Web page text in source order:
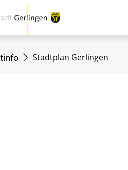
Stadtplan Gerlingen